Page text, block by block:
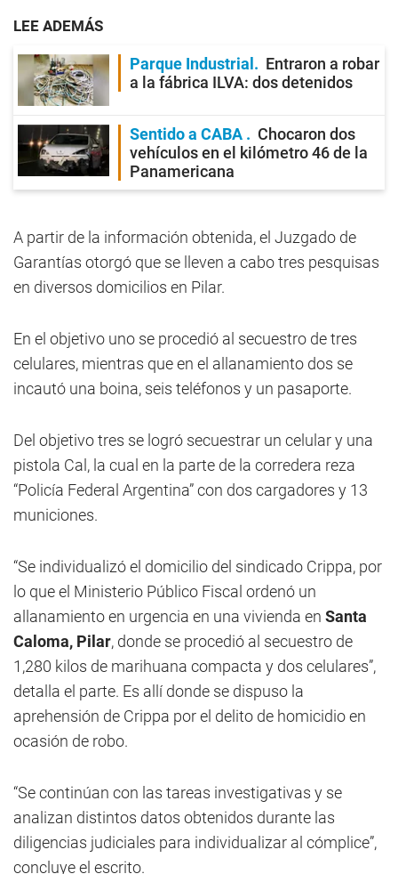
LEE ADEMÁS
Parque Industrial
Entraron a robar
a la fábrica ILVA: dos detenidos
Sentido a CABA
Chocaron dos
vehículos en el kilómetro 46 de la
Panamericana
A partir de la información obtenida, el Juzgado de
Garantías otorgó que se lleven a cabo tres pesquisas
en diversos domicilios en Pilar.
En el objetivo uno se procedió al secuestro de tres
celulares, mientras que en el allanamiento dos se
incautó una boina, seis teléfonos y un pasaporte.
Del objetivo tres se logró secuestrar un celular y una
pistola Cal, la cual en la parte de la corredera reza
“Policía Federal Argentina” con dos cargadores y 13
municiones.
“Se individualizó el domicilio del sindicado Crippa, por
lo que el Ministerio Público Fiscal ordenó un
allanamiento en urgencia en una vivienda en Santa
Caloma, Pilar, donde se procedió al secuestro de
1,280 kilos de marihuana compacta y dos celulares”,
detalla el parte. Es allí donde se dispuso la
aprehensión de Crippa por el delito de homicidio en
ocasión de robo.
“Se continúan con las tareas investigativas y se
analizan distintos datos obtenidos durante las
diligencias judiciales para individualizar al cómplice”,
concluye el escrito.